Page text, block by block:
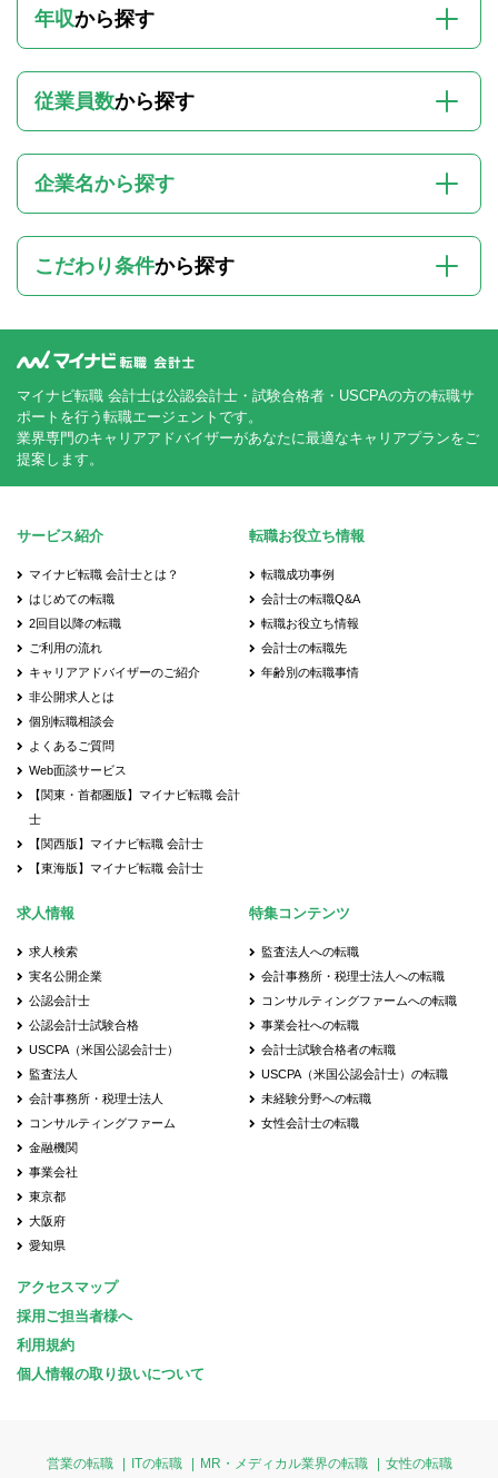
年収から探す
従業員数から探す
企業名から探す
こだわり条件から探す
マイナビ転職 会計士は公認会計士・試験合格者・USCPAの方の転職サ
ポートを行う転職エージェントです。
業界専門のキャリアアドバイザーがあなたに最適なキャリアプランをご
提案します。
サービス紹介
マイナビ転職 会計士とは？
はじめての転職
2回目以降の転職
ご利用の流れ
キャリアアドバイザーのご紹介
非公開求人とは
個別転職相談会
よくあるご質問
Web面談サービス
【関東・首都圏版】マイナビ転職 会計
士
【関西版】マイナビ転職 会計士
【東海版】マイナビ転職 会計士
転職お役立ち情報
転職成功事例
会計士の転職Q&A
転職お役立ち情報
会計士の転職先
年齢別の転職事情
求人情報
求人検索
実名公開企業
公認会計士
公認会計士試験合格
USCPA（米国公認会計士）
監査法人
会計事務所・税理士法人
コンサルティングファーム
金融機関
事業会社
東京都
大阪府
愛知県
特集コンテンツ
監査法人への転職
会計事務所・税理士法人への転職
コンサルティングファームへの転職
事業会社への転職
会計士試験合格者の転職
USCPA（米国公認会計士）の転職
未経験分野への転職
女性会計士の転職
アクセスマップ
採用ご担当者様へ
利用規約
個人情報の取り扱いについて
営業の転職 ITの転職 MR・メディカル業界の転職
女性の転職